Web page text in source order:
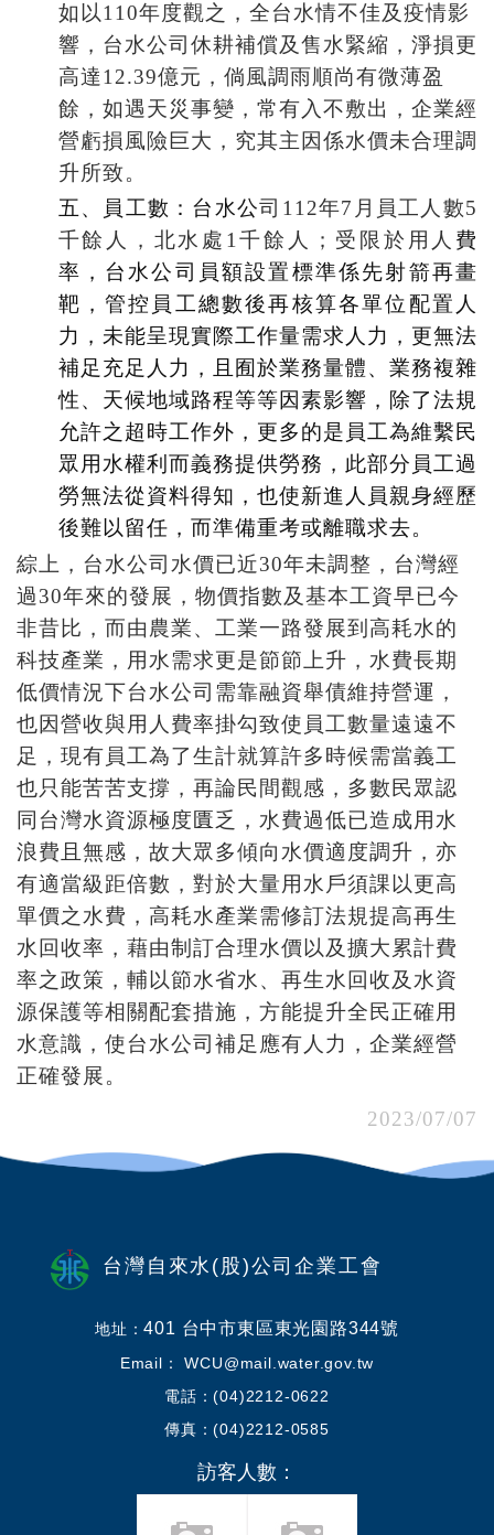
如以110年度觀之，全台水情不佳及疫情影
響，台水公司休耕補償及售水緊縮，淨損更
高達12.39億元，倘風調雨順尚有微薄盈
餘，如遇天災事變，常有入不敷出，企業經
營虧損風險巨大，究其主因係水價未合理調
升所致。
五、員工數：台水公司112年7月員工人數5
千餘人，北水處1千餘人；受限於用人 費
率，台水公司員額設置標準係先射箭再畫
靶，管控員工總數後再核算各單位配置人
力，未能呈現實際工作量需求人力，更無法
補足充足人力，且囿於業務量體、業務複雜
性、天候地域路程等等因素影響，除了法規
允許之超時工作外，更多的是員工為維繫民
眾用水權利而義務提供勞務，此部分員工過
勞無法從資料得知，也使新進人員親身經歷
後難以留任，而準備重考或離職求去。
綜上，台水公司水價已近30年未調整，台灣經
過30年來的發展，物價指數及基本工資早已今
非昔比，而由農業、工業一路發展到高耗水的
科技產業，用水需求更是節節上升，水費長期
低價情況下台水公司需靠融資舉債維持營運，
也因營收與用人費率掛勾致使員工數量遠遠不
足，現有員工為了生計就算許多時候需當義工
也只能苦苦支撐，再論民間觀感，多數民眾認
同台灣水資源極度匱乏，水費過低已造成用水
浪費且無感，故大眾多傾向水價適度調升，亦
有適當級距倍數，對於大量用水戶須課以更高
單價之水費，高耗水產業需修訂法規提高再生
水回收率，藉由制訂合理水價以及擴大累計費
率之政策，輔以節水省水、再生水回收及水資
源保護等相關配套措施，方能提升全民正確用
水意識，使台水公司補足應有人力，企業經營
正確發展。
2023/07/07
台灣自來水(股)公司企業工會
地址：401 台中市東區東光園路344號
Email： WCU@mail.water.gov.tw
電話：(04)2212-0622
傳真：(04)2212-0585
訪客人數：